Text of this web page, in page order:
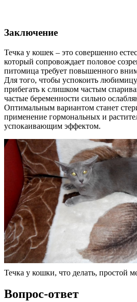
Заключение
Течка у кошек – это совершенно
который сопровождает половое
питомица требует повышенного
Для того, чтобы успокоить
прибегать к слишком частым
частые беременности сильно
Оптимальным вариантом станет
применение гормональных и
успокаивающим эффектом.
Течка у кошки, что делать, простой
Вопрос-ответ